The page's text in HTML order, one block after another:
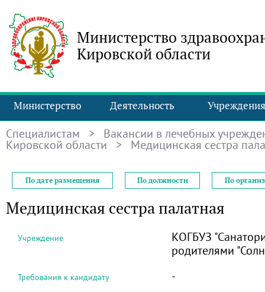
Министерство
Кировской области
Министерство Деятельность Учреждения
Специалистам > Вакансии в лечебных
Кировской области > Медицинская сестра
По дате размещения По должности По
Медицинская сестра палатная
Учреждение
КОГБУЗ
родителями
Требования к кандидату -